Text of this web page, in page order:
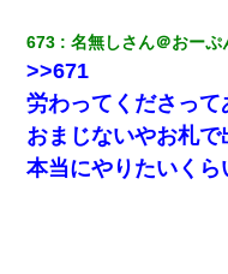
673 名無しさん＠おーぷ
>>671
労わってくださっ
おまじないやお札
本当にやりたいくら